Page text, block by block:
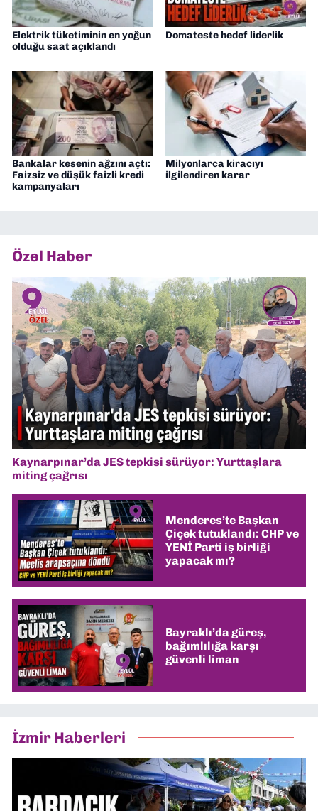
Elektrik tüketiminin en yoğun
olduğu saat açıklandı
Domateste hedef liderlik
Bankalar kesenin ağzını açtı:
Faizsiz ve düşük faizli kredi
kampanyaları
Milyonlarca kiracıyı
ilgilendiren karar
Özel Haber
Kaynarpınar’da JES tepkisi sürüyor: Yurttaşlara
miting çağrısı
Menderes’te Başkan
Çiçek tutuklandı: CHP ve
YENİ Parti iş birliği
yapacak mı?
Bayraklı’da güreş,
bağımlılığa karşı
güvenli liman
İzmir Haberleri